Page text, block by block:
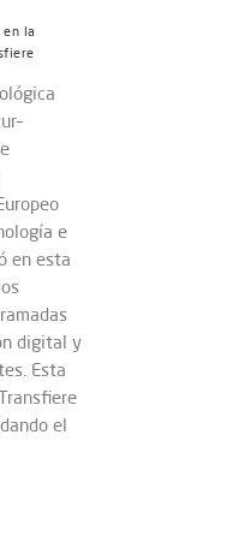
la
e
en esta
digital y
Esta
el